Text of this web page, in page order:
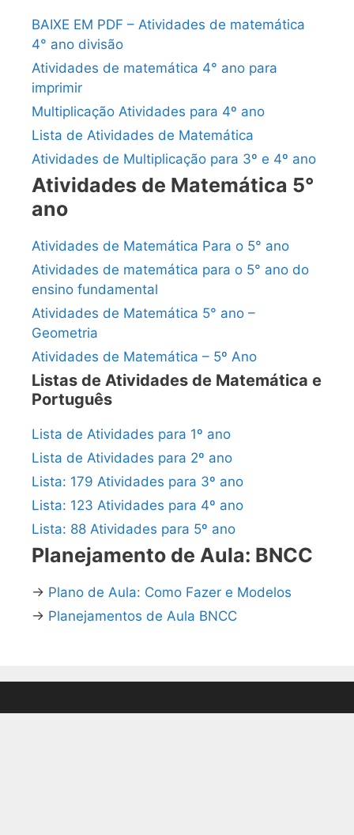
BAIXE EM PDF – Atividades de matemática
4° ano divisão
Atividades de matemática 4° ano para
imprimir
Multiplicação Atividades para 4º ano
Lista de Atividades de Matemática
Atividades de Multiplicação para 3º e 4º ano
Atividades de Matemática 5°
ano
Atividades de Matemática Para o 5° ano
Atividades de matemática para o 5° ano do
ensino fundamental
Atividades de Matemática 5° ano –
Geometria
Atividades de Matemática – 5º Ano
Listas de Atividades de Matemática e
Português
Lista de Atividades para 1º ano
Lista de Atividades para 2º ano
Lista: 179 Atividades para 3º ano
Lista: 123 Atividades para 4º ano
Lista: 88 Atividades para 5º ano
Planejamento de Aula: BNCC
→ Plano de Aula: Como Fazer e Modelos
→ Planejamentos de Aula BNCC